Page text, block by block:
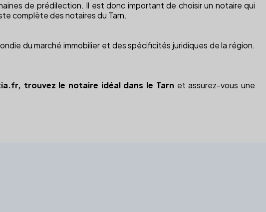
de prédilection. Il est donc important de choisir un notaire qui
complète des notaires du Tarn.
du marché immobilier et des spécificités juridiques de la région.
trouvez le notaire idéal dans le Tarn et assurez-vous une